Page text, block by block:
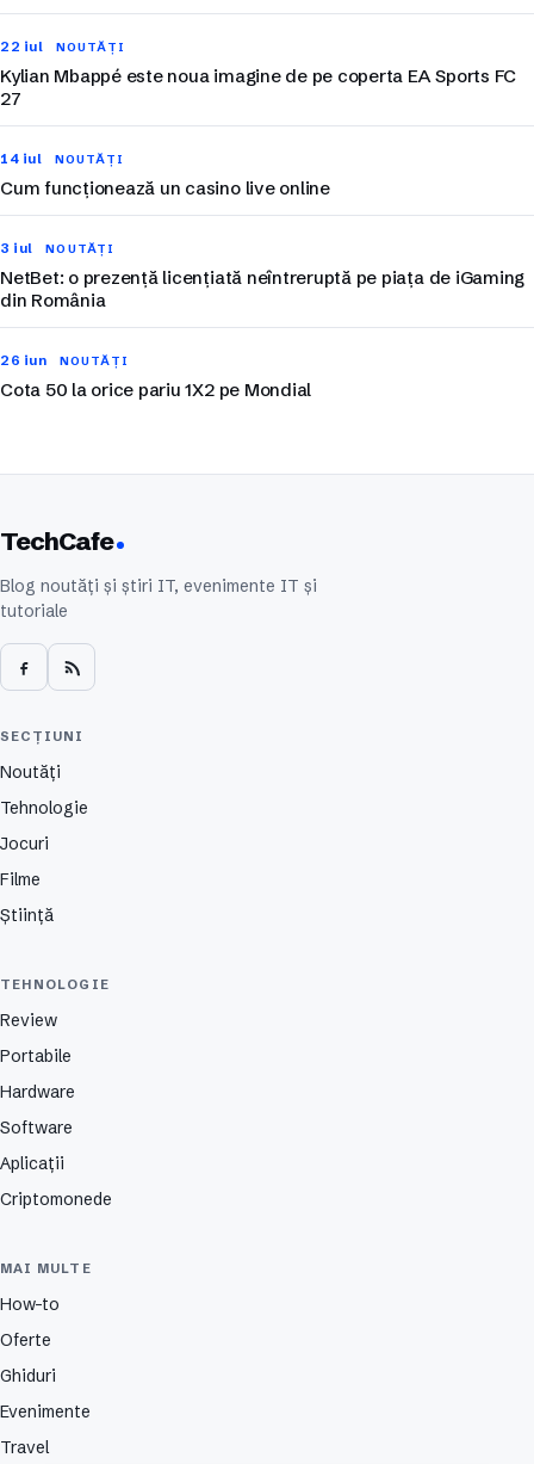
22 iul NOUTĂȚI
Kylian Mbappé este noua imagine de pe coperta EA Sports FC
27
14 iul NOUTĂȚI
Cum funcționează un casino live online
3 iul NOUTĂȚI
NetBet: o prezență licențiată neîntreruptă pe piața de iGaming
din România
26 iun NOUTĂȚI
Cota 50 la orice pariu 1X2 pe Mondial
TechCafe
Blog noutăți și știri IT, evenimente IT și
tutoriale
SECȚIUNI
Noutăți
Tehnologie
Jocuri
Filme
Știință
TEHNOLOGIE
Review
Portabile
Hardware
Software
Aplicații
Criptomonede
MAI MULTE
How-to
Oferte
Ghiduri
Evenimente
Travel